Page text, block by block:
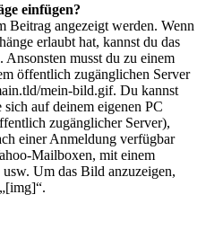
einfügen?
Beitrag angezeigt werden. Wenn
erlaubt hat, kannst du das
musst du zu einem
öffentlich zugänglichen Server
mein-bild.gif. Du kannst
auf deinem eigenen PC
zugänglicher Server),
einer Anmeldung verfügbar
Mailboxen, mit einem
usw. Um das Bild anzuzeigen,